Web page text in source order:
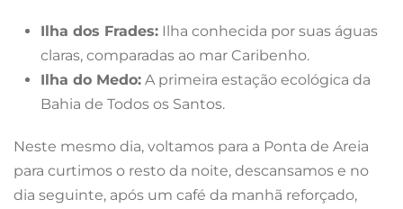
Ilha dos Frades: Ilha conhecida por suas águas
claras, comparadas ao mar Caribenho.
Ilha do Medo: A primeira estação ecológica da
Bahia de Todos os Santos.
Neste mesmo dia, voltamos para a Ponta de Areia
para curtimos o resto da noite, descansamos e no
dia seguinte, após um café da manhã reforçado,